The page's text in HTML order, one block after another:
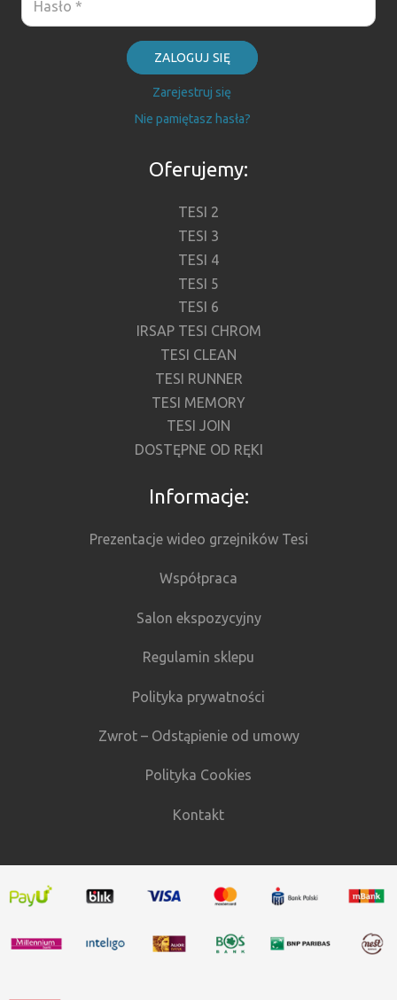
ZALOGUJ SIĘ
Zarejestruj się
Nie pamiętasz hasła?
Oferujemy:
TESI 2
TESI 3
TESI 4
TESI 5
TESI 6
IRSAP TESI CHROM
TESI CLEAN
TESI RUNNER
TESI MEMORY
TESI JOIN
DOSTĘPNE OD RĘKI
Informacje:
Prezentacje wideo grzejników Tesi
Współpraca
Salon ekspozycyjny
Regulamin sklepu
Polityka prywatności
Zwrot – Odstąpienie od umowy
Polityka Cookies
Kontakt